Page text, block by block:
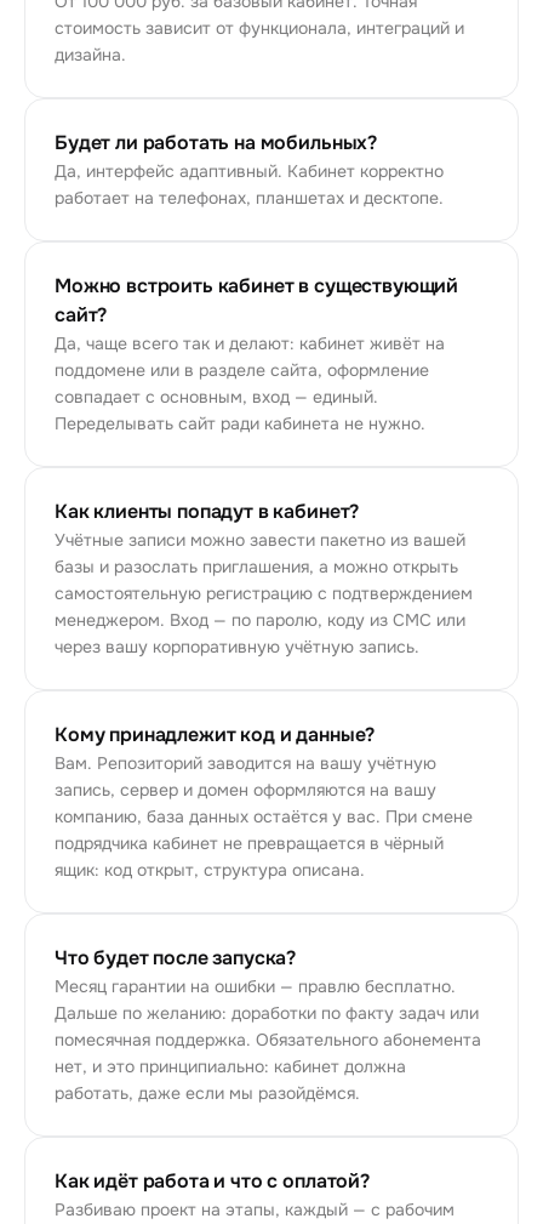
стоимость зависит от функционала, интеграций и
дизайна.
Будет ли работать на мобильных?
Да, интерфейс адаптивный. Кабинет корректно
работает на телефонах, планшетах и десктопе.
Можно встроить кабинет в существующий
сайт?
Да, чаще всего так и делают: кабинет живёт на
поддомене или в разделе сайта, оформление
совпадает с основным, вход — единый.
Переделывать сайт ради кабинета не нужно.
Как клиенты попадут в кабинет?
Учётные записи можно завести пакетно из вашей
базы и разослать приглашения, а можно открыть
самостоятельную регистрацию с подтверждением
менеджером. Вход — по паролю, коду из СМС или
через вашу корпоративную учётную запись.
Кому принадлежит код и данные?
Вам. Репозиторий заводится на вашу учётную
запись, сервер и домен оформляются на вашу
компанию, база данных остаётся у вас. При смене
подрядчика кабинет не превращается в чёрный
ящик: код открыт, структура описана.
Что будет после запуска?
Месяц гарантии на ошибки — правлю бесплатно.
Дальше по желанию: доработки по факту задач или
помесячная поддержка. Обязательного абонемента
нет, и это принципиально: кабинет должна
работать, даже если мы разойдёмся.
Как идёт работа и что с оплатой?
Разбиваю проект на этапы, каждый — с рабочим